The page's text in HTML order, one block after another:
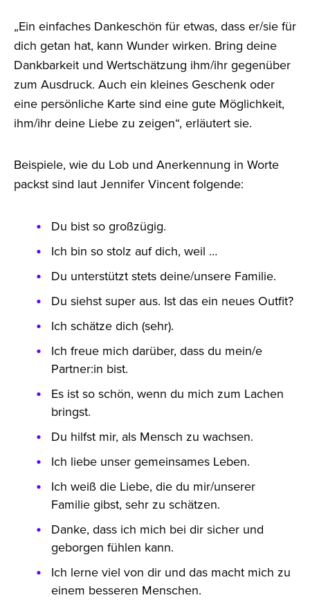
„Ein einfaches Dankeschön für etwas, dass er/sie für
dich getan hat, kann Wunder wirken. Bring deine
Dankbarkeit und Wertschätzung ihm/ihr gegenüber
zum Ausdruck. Auch ein kleines Geschenk oder
eine persönliche Karte sind eine gute Möglichkeit,
ihm/ihr deine Liebe zu zeigen“, erläutert sie.
Beispiele, wie du Lob und Anerkennung in Worte
packst sind laut Jennifer Vincent folgende:
Du bist so großzügig.
Ich bin so stolz auf dich, weil …
Du unterstützt stets deine/unsere Familie.
Du siehst super aus. Ist das ein neues Outfit?
Ich schätze dich (sehr).
Ich freue mich darüber, dass du mein/e
Partner:in bist.
Es ist so schön, wenn du mich zum Lachen
bringst.
Du hilfst mir, als Mensch zu wachsen.
Ich liebe unser gemeinsames Leben.
Ich weiß die Liebe, die du mir/unserer
Familie gibst, sehr zu schätzen.
Danke, dass ich mich bei dir sicher und
geborgen fühlen kann.
Ich lerne viel von dir und das macht mich zu
einem besseren Menschen.